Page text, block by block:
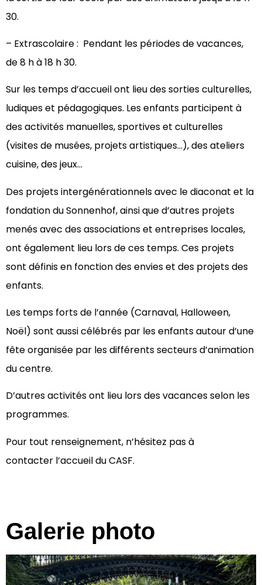
30.
– Extrascolaire : Pendant les périodes de vacances,
de 8 h à 18 h 30.
Sur les temps d’accueil ont lieu des sorties culturelles,
ludiques et pédagogiques. Les enfants participent à
des activités manuelles, sportives et culturelles
(visites de musées, projets artistiques…), des ateliers
cuisine, des jeux…
Des projets intergénérationnels avec le diaconat et la
fondation du Sonnenhof, ainsi que d’autres projets
menés avec des associations et entreprises locales,
ont également lieu lors de ces temps. Ces projets
sont définis en fonction des envies et des projets des
enfants.
Les temps forts de l’année (Carnaval, Halloween,
Noël) sont aussi célébrés par les enfants autour d’une
fête organisée par les différents secteurs d’animation
du centre.
D’autres activités ont lieu lors des vacances selon les
programmes.
Pour tout renseignement, n’hésitez pas à
contacter l’accueil du CASF.
Galerie photo